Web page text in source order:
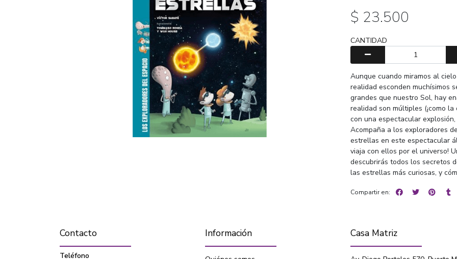
$ 23.500
CANTIDAD
Aunque cuando miramos al
realidad esconden muchísimos
grandes que nuestro Sol, hay
realidad son múltiples (¡como
con una espectacular
Acompaña a los exploradores
estrellas en este espectacular
viaja con ellos por el universo!
descubrirás todos los secretos
las estrellas más curiosas, y
Compartir en:
Contacto
Teléfono
Información Casa Matriz